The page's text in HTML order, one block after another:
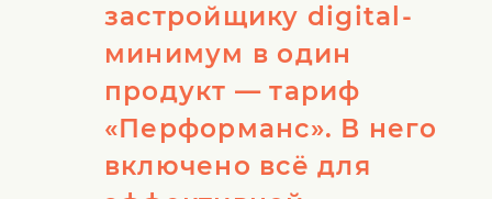
застройщику digital-
минимум в один
продукт — тариф
«Перформанс». В него
включено всё для